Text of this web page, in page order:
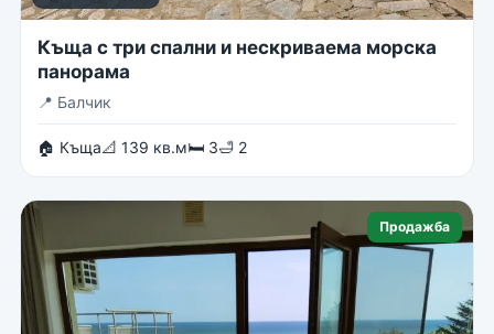
Къща с три спални и нескриваема морска
панорама
📍 Балчик
🏠 Къща📐 139 кв.м🛏 3🛁 2
Продажба